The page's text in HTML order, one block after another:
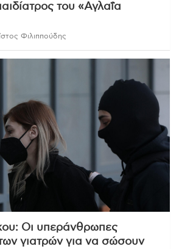
του «Αγλαΐα
Φιλιππούδης
Οι υπεράνθρωπες
γιατρών για να σώσουν